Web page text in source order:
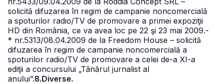
solicită difuzarea în regim de campanie noncomercială
a spoturilor radio/TV de promovare a primei expoziţii
HD din România, ce va avea loc pe 22 şi 23 mai 2009.-
* nr.5313/08.04.2009 de la Freedom House – solicită
difuzarea în regim de campanie noncomercială a
spoturilor radio/TV de promovare a celei de-a XI-a
ediţii a concursului „Tânărul jurnalist al
anului”.8.Diverse.